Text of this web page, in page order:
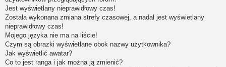
Jest wyświetlany nieprawidłowy czas!
Została wykonana zmiana strefy czasowej, a nadal jest wyświetlany
nieprawidłowy czas!
Mojego języka nie ma na liście!
Czym są obrazki wyświetlane obok nazwy użytkownika?
Jak wyświetlić awatar?
Co to jest ranga i jak można ją zmienić?